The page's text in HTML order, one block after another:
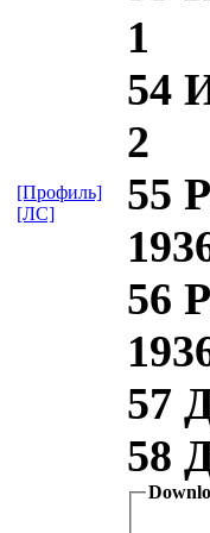
1
54
2
55
56
57
58
[Профиль]
[ЛС]